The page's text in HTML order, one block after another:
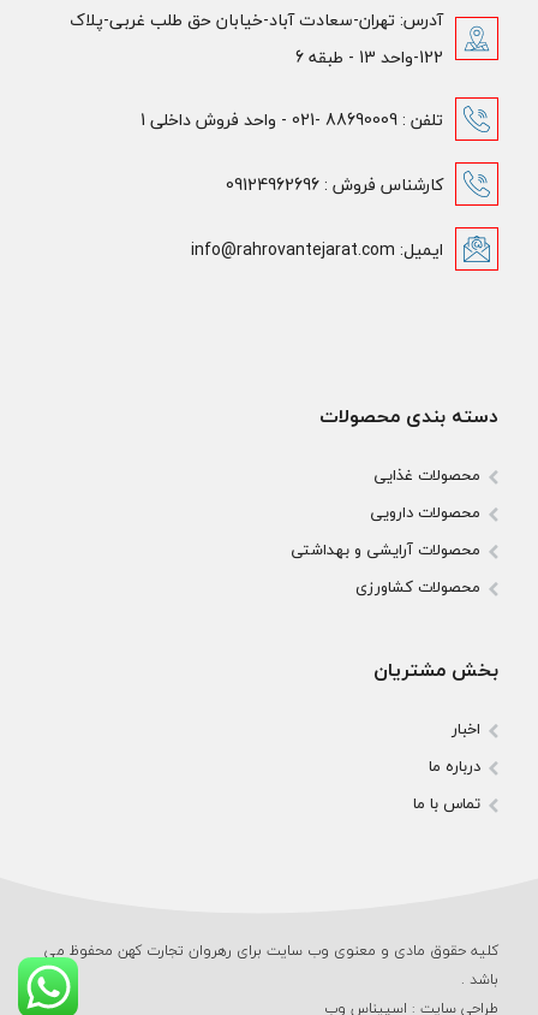
آدرس: تهران-سعادت آباد-خیابان حق طلب غربی-پلاک
122-واحد 13 - طبقه 6
تلفن : 88690009 -021 - واحد فروش داخلی 1
کارشناس فروش : 09124962696
ایمیل: info@rahrovantejarat.com
دسته بندی محصولات
محصولات غذایی
محصولات دارویی
محصولات آرایشی و بهداشتی
محصولات کشاورزی
بخش مشتریان
اخبار
درباره ما
تماس با ما
کلیه حقوق مادی و معنوی وب‌ سایت برای رهروان تجارت کهن محفوظ می‌
باشد .
طراحی سایت: اسپیناس وب